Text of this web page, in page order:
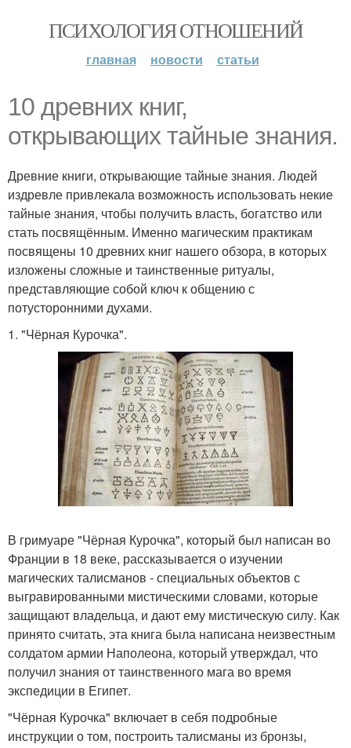
ПСИХОЛОГИЯ ОТНОШЕНИЙ
главная новости статьи
10 древних книг,
открывающих тайные знания.
Древние книги, открывающие тайные знания. Людей
издревле привлекала возможность использовать некие
тайные знания, чтобы получить власть, богатство или
стать посвящённым. Именно магическим практикам
посвящены 10 древних книг нашего обзора, в которых
изложены сложные и таинственные ритуалы,
представляющие собой ключ к общению с
потусторонними духами.
1. "Чёрная Курочка".
В гримуаре "Чёрная Курочка", который был написан во
Франции в 18 веке, рассказывается о изучении
магических талисманов - специальных объектов с
выгравированными мистическими словами, которые
защищают владельца, и дают ему мистическую силу. Как
принято считать, эта книга была написана неизвестным
солдатом армии Наполеона, который утверждал, что
получил знания от таинственного мага во время
экспедиции в Египет.
"Чёрная Курочка" включает в себя подробные
инструкции о том, построить талисманы из бронзы,